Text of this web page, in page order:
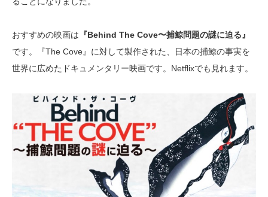
おすすめの映画は 『Behind The Cove〜捕鯨問題の謎に迫る』
です。『The Cove』に対して製作された、日本の捕鯨の事実を
世界に広めたドキュメンタリー映画です。Netflixでも見れます。